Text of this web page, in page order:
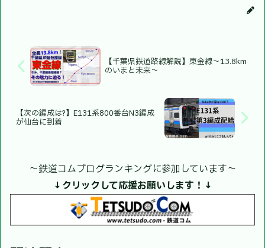
【千葉県鉄道路線解説】東金線〜13.8km
のいまと未来〜
【次の編成は?】E131系800番台N3編成
が仙台に到着
〜鉄道コムブログランキングに参加しています〜
↓クリックして応援お願いします！↓